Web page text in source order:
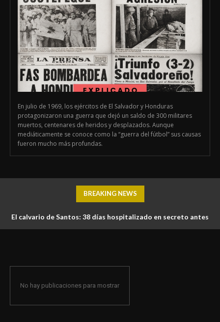
En julio de 1969, los ejércitos de El Salvador y Honduras
protagonizaron una guerra que dejó un saldo de 300 militares
muertos, centenares de heridos y desplazados. Aunque
mediáticamente se conoce como la “guerra del fútbol” sus causas
fueron mucho más profundas.
BREAKING NEWS
El calvario de Santos: 38 días hospitalizado en secreto antes
No hay publicaciones para mostrar